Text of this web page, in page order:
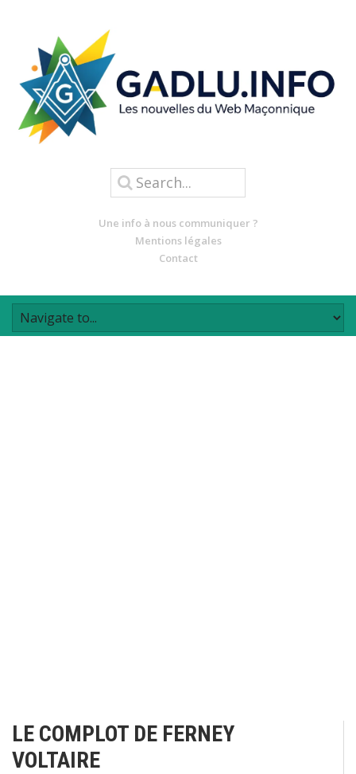
Une info à nous communiquer ?
Mentions légales
Contact
LE COMPLOT DE FERNEY
VOLTAIRE